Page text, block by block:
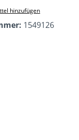
hinzufügen
1549126